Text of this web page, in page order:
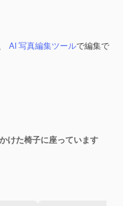
AI 写真編集ツールで編集で
けた椅子に座っています